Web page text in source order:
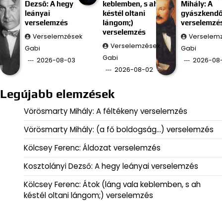
Dezső: A hegy
leányai
verselemzés
Verselemzések
Gabi
2026-08-03
keblemben, s ah
késtél oltani
lángom;)
verselemzés
Verselemzések
Gabi
2026-08-02
Mihály: A
Gabi
2026-
Legújabb elemzések
Vörösmarty Mihály: A féltékeny verselemzés
Vörösmarty Mihály: (a fő boldogság…) verselemzés
Kölcsey Ferenc: Áldozat verselemzés
Kosztolányi Dezső: A hegy leányai verselemzés
Kölcsey Ferenc: Átok (láng vala keblemben, s ah
késtél oltani lángom;) verselemzés